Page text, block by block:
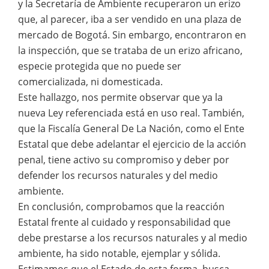
y la Secretaría de Ambiente recuperaron un erizo
que, al parecer, iba a ser vendido en una plaza de
mercado de Bogotá. Sin embargo, encontraron en
la inspección, que se trataba de un erizo africano,
especie protegida que no puede ser
comercializada, ni domesticada.
Este hallazgo, nos permite observar que ya la
nueva Ley referenciada está en uso real. También,
que la Fiscalía General De La Nación, como el Ente
Estatal que debe adelantar el ejercicio de la acción
penal, tiene activo su compromiso y deber por
defender los recursos naturales y del medio
ambiente.
En conclusión, comprobamos que la reacción
Estatal frente al cuidado y responsabilidad que
debe prestarse a los recursos naturales y al medio
ambiente, ha sido notable, ejemplar y sólida.